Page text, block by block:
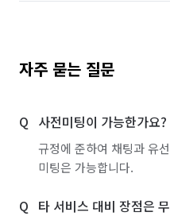
자주 묻는 질문
사전미팅이 가능한가요?
규정에 준하여 채팅과 유
미팅은 가능합니다.
타 서비스 대비 장점은